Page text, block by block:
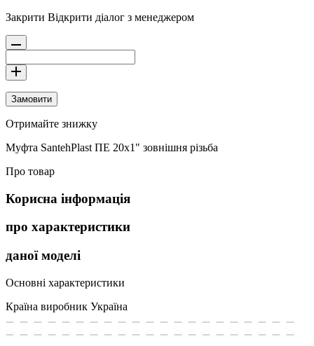
Закрити Відкрити діалог з менеджером
Замовити
Отримайте знижку
Муфта SantehPlast ПЕ 20x1" зовнішня різьба
Про товар
Корисна інформація
про характеристики
даної моделі
Основні характеристики
Країна виробник Україна